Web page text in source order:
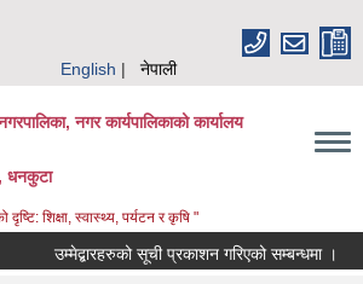
English नेपाली
नगर कार्यपालिकाको कार्यालय
धनकुटा
दृष्टि: शिक्षा, स्वास्थ्य, पर्यटन र कृषि "
उम्मेद्बारहरुको सूची प्रकाशन गरिएको सम्बन्धमा ।